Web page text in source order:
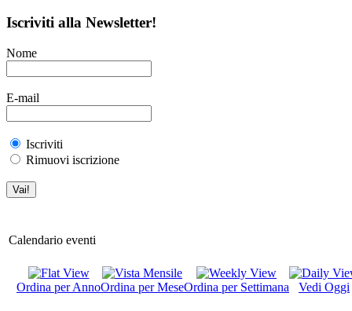
Iscriviti alla Newsletter!
Nome
E-mail
Iscriviti
Rimuovi iscrizione
Calendario eventi
Ordina per AnnoOrdina per MeseOrdina per Settimana Vedi Oggi